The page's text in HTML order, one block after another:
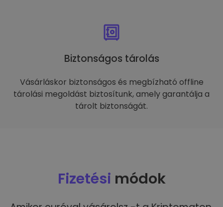
Biztonságos tárolás
Vásárláskor biztonságos és megbízható offline
tárolási megoldást biztosítunk, amely garantálja a
tárolt biztonságát.
Fizetési módok